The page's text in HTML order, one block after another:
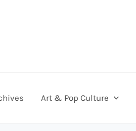
Art & Pop Culture